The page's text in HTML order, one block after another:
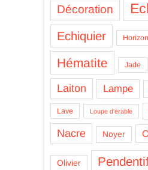
Décoration
Echiquier
Hématite Jade
Laiton Lampe
Lave Loupe d'érable
Nacre Noyer
Olivier